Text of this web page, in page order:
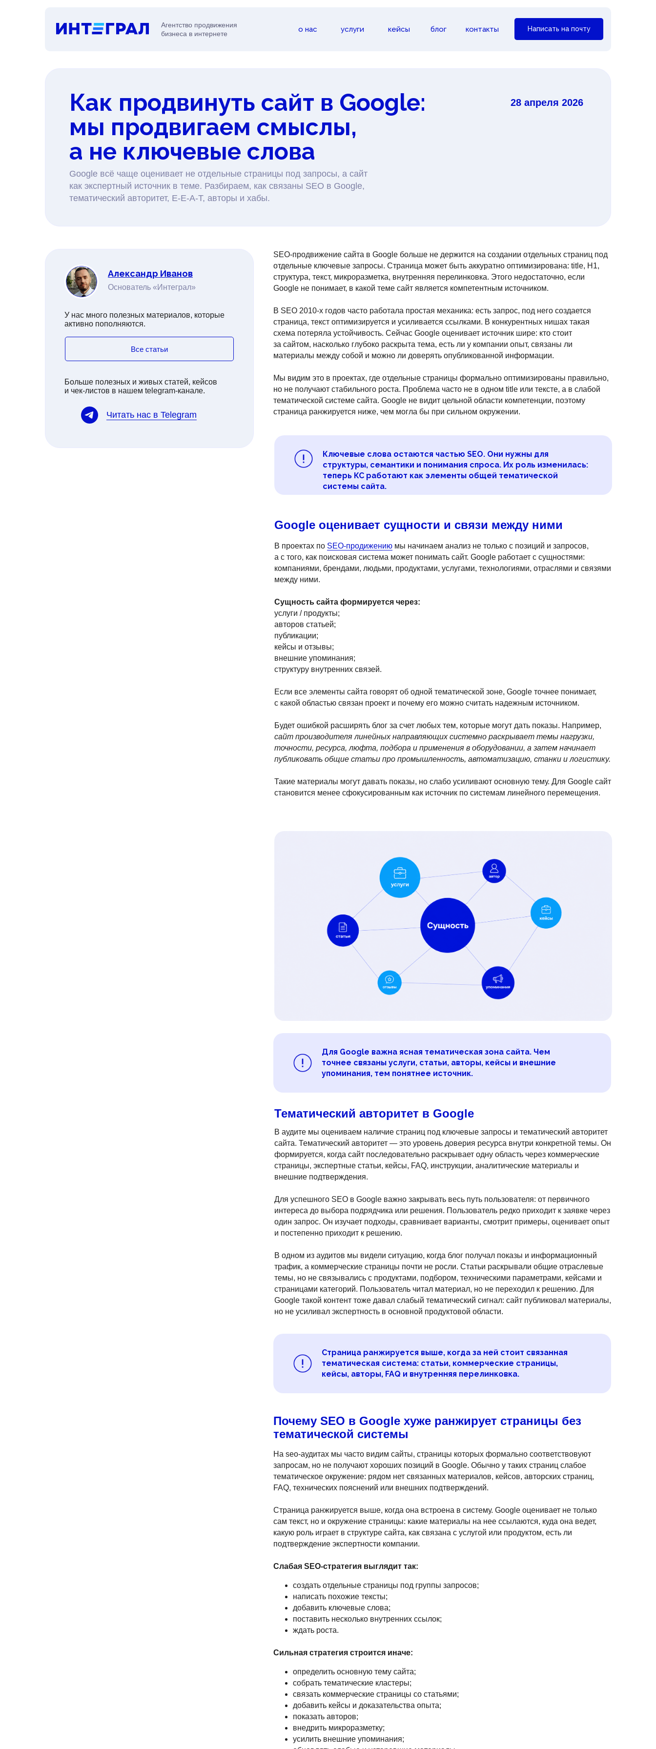
Написать на почту
Агентство продвижения
бизнеса в интернете
о нас услуги кейсы блог контакты
Как продвинуть сайт в Google:
мы продвигаем смыслы,
а не ключевые слова
28 апреля 2026
Google всё чаще оценивает не отдельные страницы под запросы, а сайт
как экспертный источник в теме. Разбираем, как связаны SEO в Google,
тематический авторитет, E-E-A-T, авторы и хабы.
SEO-продвижение сайта в Google больше не держится на создании отдельных страниц под
отдельные ключевые запросы. Страница может быть аккуратно оптимизирована: title, H1,
структура, текст, микроразметка, внутренняя перелинковка. Этого недостаточно, если
Google не понимает, в какой теме сайт является компетентным источником.
В SEO 2010-х годов часто работала простая механика: есть запрос, под него создается
страница, текст оптимизируется и усиливается ссылками. В конкурентных нишах такая
схема потеряла устойчивость. Сейчас Google оценивает источник шире: кто стоит
за сайтом, насколько глубоко раскрыта тема, есть ли у компании опыт, связаны ли
материалы между собой и можно ли доверять опубликованной информации.
Мы видим это в проектах, где отдельные страницы формально оптимизированы правильно,
но не получают стабильного роста. Проблема часто не в одном title или тексте, а в слабой
тематической системе сайта. Google не видит цельной области компетенции, поэтому
страница ранжируется ниже, чем могла бы при сильном окружении.
В проектах по SEO-продижению мы начинаем анализ не только с позиций и запросов,
а с того, как поисковая система может понимать сайт. Google работает с сущностями:
компаниями, брендами, людьми, продуктами, услугами, технологиями, отраслями и связями
между ними.
Сущность сайта формируется через:
услуги / продукты;
авторов статьей;
публикации;
кейсы и отзывы;
внешние упоминания;
структуру внутренних связей.
Если все элементы сайта говорят об одной тематической зоне, Google точнее понимает,
с какой областью связан проект и почему его можно считать надежным источником.
Будет ошибкой расширять блог за счет любых тем, которые могут дать показы. Например,
сайт производителя линейных направляющих системно раскрывает темы нагрузки,
точности, ресурса, люфта, подбора и применения в оборудовании, а затем начинает
публиковать общие статьи про промышленность, автоматизацию, станки и логистику.
Такие материалы могут давать показы, но слабо усиливают основную тему. Для Google сайт
становится менее сфокусированным как источник по системам линейного перемещения.
Google оценивает сущности и связи между ними
В аудите мы оцениваем наличие страниц под ключевые запросы и тематический авторитет
сайта. Тематический авторитет — это уровень доверия ресурса внутри конкретной темы. Он
формируется, когда сайт последовательно раскрывает одну область через коммерческие
страницы, экспертные статьи, кейсы, FAQ, инструкции, аналитические материалы и
внешние подтверждения.
Для успешного SEO в Google важно закрывать весь путь пользователя: от первичного
интереса до выбора подрядчика или решения. Пользователь редко приходит к заявке через
один запрос. Он изучает подходы, сравнивает варианты, смотрит примеры, оценивает опыт
и постепенно приходит к решению.
В одном из аудитов мы видели ситуацию, когда блог получал показы и информационный
трафик, а коммерческие страницы почти не росли. Статьи раскрывали общие отраслевые
темы, но не связывались с продуктами, подбором, техническими параметрами, кейсами и
страницами категорий. Пользователь читал материал, но не переходил к решению. Для
Google такой контент тоже давал слабый тематический сигнал: сайт публиковал материалы,
но не усиливал экспертность в основной продуктовой области.
Тематический авторитет в Google
На seo-аудитах мы часто видим сайты, страницы которых формально соответствовуют
запросам, но не получают хороших позиций в Google. Обычно у таких страниц слабое
тематическое окружение: рядом нет связанных материалов, кейсов, авторских страниц,
FAQ, технических пояснений или внешних подтверждений.
Страница ранжируется выше, когда она встроена в систему. Google оценивает не только
сам текст, но и окружение страницы: какие материалы на нее ссылаются, куда она ведет,
какую роль играет в структуре сайта, как связана с услугой или продуктом, есть ли
подтверждение экспертности компании.
Слабая SEO-стратегия выглядит так:
создать отдельные страницы под группы запросов;
написать похожие тексты;
добавить ключевые слова;
поставить несколько внутренних ссылок;
ждать роста.
Сильная стратегия строится иначе:
определить основную тему сайта;
собрать тематические кластеры;
связать коммерческие страницы со статьями;
добавить кейсы и доказательства опыта;
показать авторов;
внедрить микроразметку;
усилить внешние упоминания;
Почему SEO в Google хуже ранжирует страницы без
тематической системы
Александр Иванов
Основатель «Интеграл»
Больше полезных и живых статей, кейсов
и чек-листов в нашем telegram-канале.
У нас много полезных материалов, которые
активно пополняются.
Все статьи
Читать нас в Telegram
Ключевые слова остаются частью SEO. Они нужны для
структуры, семантики и понимания спроса. Их роль изменилась:
теперь КС работают как элементы общей тематической
системы сайта.
Для Google важна ясная тематическая зона сайта. Чем
точнее связаны услуги, статьи, авторы, кейсы и внешние
упоминания, тем понятнее источник.
Страница ранжируется выше, когда за ней стоит связанная
тематическая система: статьи, коммерческие страницы,
кейсы, авторы, FAQ и внутренняя перелинковка.